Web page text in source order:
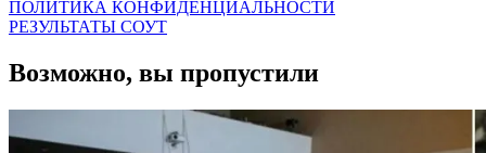
ПОЛИТИКА КОНФИДЕНЦИАЛЬНОСТИ
РЕЗУЛЬТАТЫ СОУТ
Возможно, вы пропустили